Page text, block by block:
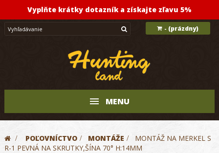
Vyplňte krátky dotazník a získajte zľavu 5%
- (prázdny)
MENU
> POĽOVNÍCTVO > MONTÁŽE >
MONTÁŽ NA MERKEL S
R-1 PEVNÁ NA SKRUTKY,ŠÍNA 70° H:14MM